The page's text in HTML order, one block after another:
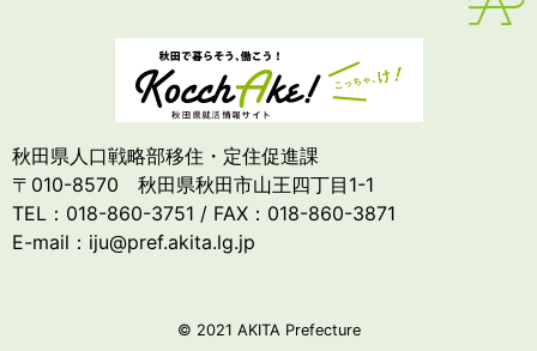
秋田県人口戦略部移住・定住促進課
〒010-8570 秋田県秋田市山王四丁目1-1
TEL：018-860-3751 / FAX：018-860-3871
E-mail：iju@pref.akita.lg.jp
© 2021 AKITA Prefecture